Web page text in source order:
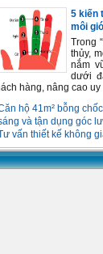
5 kiến
môi
Trong
thủy,
nắm
dưới
hàng, nâng cao
hộ 41m² bỗng
và tận dụng góc
vấn thiết kế không